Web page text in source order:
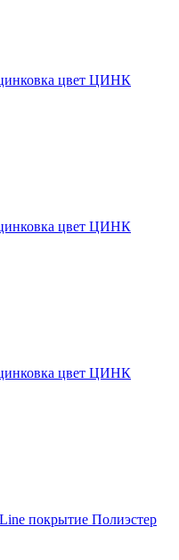
цвет ЦИНК
цвет ЦИНК
цвет ЦИНК
покрытие Полиэстер